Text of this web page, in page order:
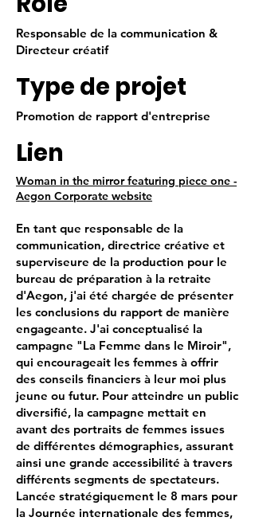
Responsable de la communication &
Directeur créatif
Type de projet
Promotion de rapport d'entreprise
Lien
Woman in the mirror featuring piece one -
Aegon Corporate website
En tant que responsable de la
communication, directrice créative et
superviseure de la production pour le
bureau de préparation à la retraite
d'Aegon, j'ai été chargée de présenter
les conclusions du rapport de manière
engageante. J'ai conceptualisé la
campagne "La Femme dans le Miroir",
qui encourageait les femmes à offrir
des conseils financiers à leur moi plus
jeune ou futur. Pour atteindre un public
diversifié, la campagne mettait en
avant des portraits de femmes issues
de différentes démographies, assurant
ainsi une grande accessibilité à travers
différents segments de spectateurs.
Lancée stratégiquement le 8 mars pour
la Journée internationale des femmes,